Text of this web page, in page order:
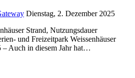
Dienstag, 2. Dezember 2025
Strand, Nutzungsdauer
und Freizeitpark Weissenhäuser
– Auch in diesem Jahr hat…